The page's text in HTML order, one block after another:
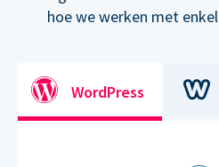
hoe we werken met
WordPress